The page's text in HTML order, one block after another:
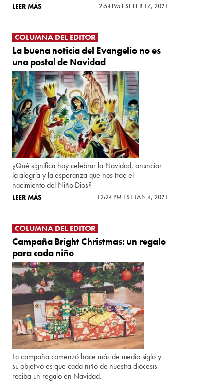
LEER MÁS 2:54 PM EST FEB 17, 2021
COLUMNA DEL EDITOR
La buena noticia del Evangelio no es
una postal de Navidad
¿Qué significa hoy celebrar la Navidad, anunciar
la alegría y la esperanza que nos trae el
nacimiento del Niño Dios?
LEER MÁS 12:24 PM EST JAN 4, 2021
COLUMNA DEL EDITOR
Campaña Bright Christmas: un regalo
para cada niño
La campaña comenzó hace más de medio siglo y
su objetivo es que cada niño de nuestra diócesis
reciba un regalo en Navidad.